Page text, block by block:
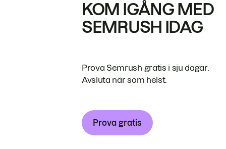
KOM IGÅNG MED
SEMRUSH IDAG
Prova Semrush gratis i sju dagar.
Avsluta när som helst.
Prova gratis